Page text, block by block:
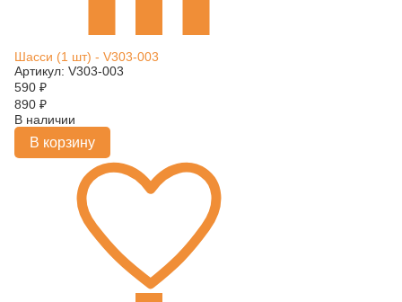
Шасси (1 шт) - V303-003
Артикул: V303-003
590 ₽
890 ₽
В наличии
В корзину